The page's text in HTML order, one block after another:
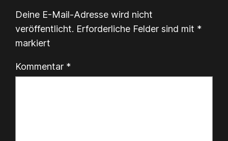
Deine E-Mail-Adresse wird nicht
veröffentlicht. Erforderliche Felder sind mit *
markiert
Kommentar *